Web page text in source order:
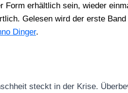
Form erhält­lich sein, wie­der
Gele­sen wird der ers­te
Din­ger.
steckt in der Kri­se.